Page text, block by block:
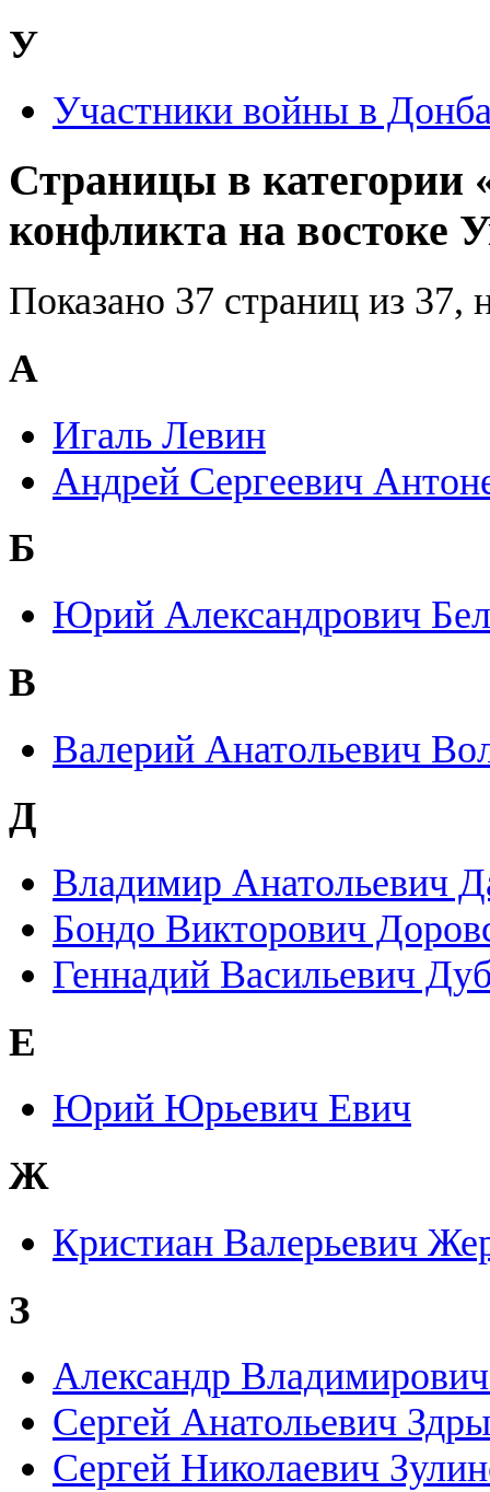
У
Участники войны в
Страницы в категории
конфликта на востоке
Показано 37 страниц из 37,
А
Игаль Левин
Андрей Сергеевич
Б
Юрий Александрович
В
Валерий Анатольевич
Д
Владимир Анатольевич
Бондо Викторович
Геннадий Васильевич
Е
Юрий Юрьевич Евич
Ж
Кристиан Валерьевич
З
Александр
Сергей Анатольевич
Сергей Николаевич